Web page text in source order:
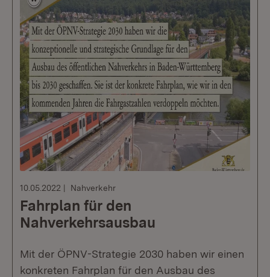
10.05.2022 Nahverkehr
Fahrplan für den
Nahverkehrsausbau
Mit der ÖPNV-Strategie 2030 haben wir einen
konkreten Fahrplan für den Ausbau des